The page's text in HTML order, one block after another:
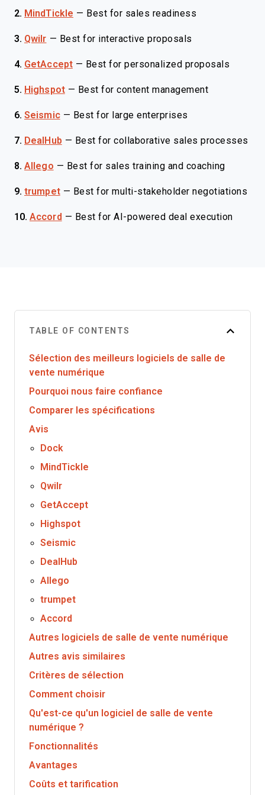
2. MindTickle — Best for sales readiness
3. Qwilr — Best for interactive proposals
4. GetAccept — Best for personalized proposals
5. Highspot — Best for content management
6. Seismic — Best for large enterprises
7. DealHub — Best for collaborative sales processes
8. Allego — Best for sales training and coaching
9. trumpet — Best for multi-stakeholder negotiations
10. Accord — Best for AI-powered deal execution
TABLE OF CONTENTS
Sélection des meilleurs logiciels de salle de
vente numérique
Pourquoi nous faire confiance
Comparer les spécifications
Avis
Dock
MindTickle
Qwilr
GetAccept
Highspot
Seismic
DealHub
Allego
trumpet
Accord
Autres logiciels de salle de vente numérique
Autres avis similaires
Critères de sélection
Comment choisir
Qu'est-ce qu'un logiciel de salle de vente
numérique ?
Fonctionnalités
Avantages
Coûts et tarification